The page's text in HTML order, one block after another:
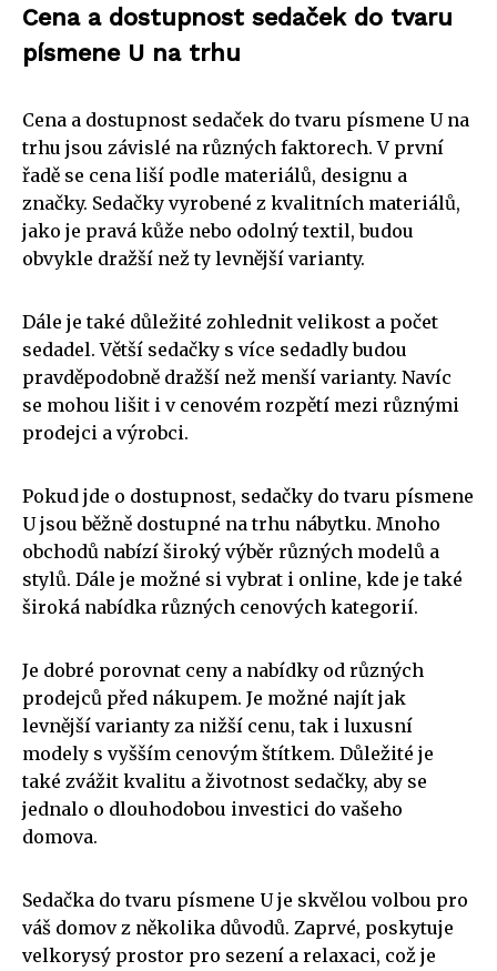
Cena a dostupnost sedaček do tvaru
písmene U na trhu
Cena a dostupnost sedaček do tvaru písmene U na
trhu jsou závislé na různých faktorech. V první
řadě se cena liší podle materiálů, designu a
značky. Sedačky vyrobené z kvalitních materiálů,
jako je pravá kůže nebo odolný textil, budou
obvykle dražší než ty levnější varianty.
Dále je také důležité zohlednit velikost a počet
sedadel. Větší sedačky s více sedadly budou
pravděpodobně dražší než menší varianty. Navíc
se mohou lišit i v cenovém rozpětí mezi různými
prodejci a výrobci.
Pokud jde o dostupnost, sedačky do tvaru písmene
U jsou běžně dostupné na trhu nábytku. Mnoho
obchodů nabízí široký výběr různých modelů a
stylů. Dále je možné si vybrat i online, kde je také
široká nabídka různých cenových kategorií.
Je dobré porovnat ceny a nabídky od různých
prodejců před nákupem. Je možné najít jak
levnější varianty za nižší cenu, tak i luxusní
modely s vyšším cenovým štítkem. Důležité je
také zvážit kvalitu a životnost sedačky, aby se
jednalo o dlouhodobou investici do vašeho
domova.
Sedačka do tvaru písmene U je skvělou volbou pro
váš domov z několika důvodů. Zaprvé, poskytuje
velkorysý prostor pro sezení a relaxaci, což je